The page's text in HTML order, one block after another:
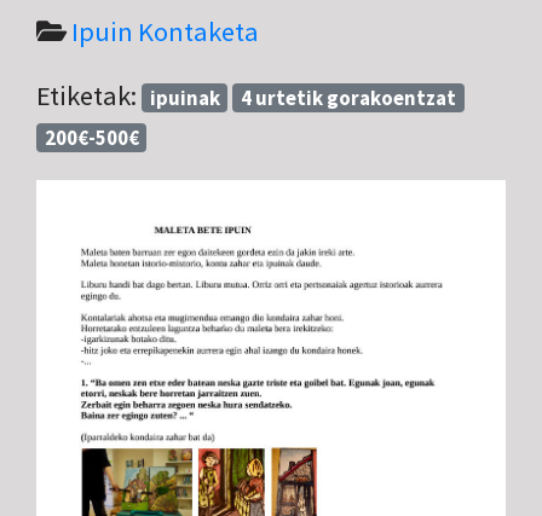
Ipuin Kontaketa
Etiketak: ipuinak
4 urtetik gorakoentzat
200€-500€